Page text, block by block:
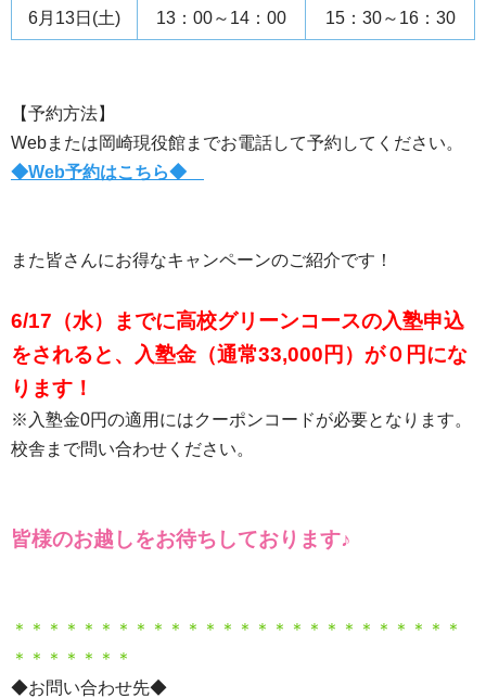
6月13日(土) 13：00～14：00 15：30～16：30
【予約方法】
Webまたは岡崎現役館までお電話して予約してください。
◆Web予約はこちら◆
また皆さんにお得なキャンペーンのご紹介です！
6/17（水）までに高校グリーンコースの入塾申込
をされると、入塾金（通常33,000円）が０円にな
ります！
※入塾金0円の適用にはクーポンコードが必要となります。
校舎まで問い合わせください。
皆様のお越しをお待ちしております♪
＊＊＊＊＊＊＊＊＊＊＊＊＊＊＊＊＊＊＊＊＊＊＊＊＊＊
＊＊＊＊＊＊＊
◆お問い合わせ先◆